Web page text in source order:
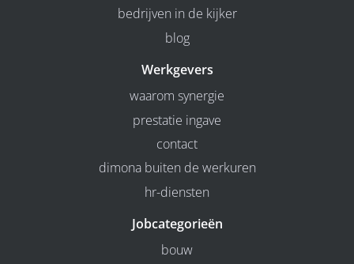
bedrijven in de kijker
blog
Werkgevers
waarom synergie
prestatie ingave
contact
dimona buiten de werkuren
hr-diensten
Jobcategorieën
bouw